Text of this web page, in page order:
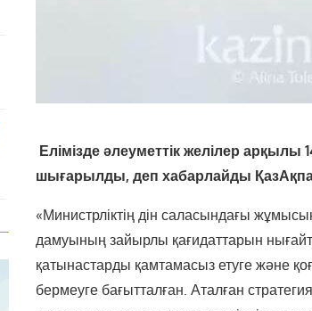
Елімізде әлеуметтік желілер
шығарылды, деп хабарлайды
«Министрліктің дін саласындағы
дамуының зайырлы қағидаттарын
қатынастарды қамтамасыз етуге және
бермеуге бағытталған. Аталған